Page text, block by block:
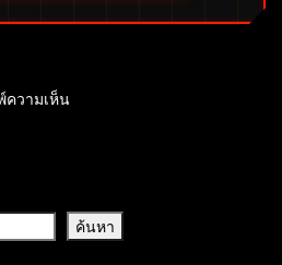
ความเห็น
ค้นหา